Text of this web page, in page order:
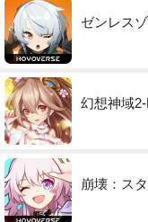
ゼンレス
幻想神域
崩壊：ス